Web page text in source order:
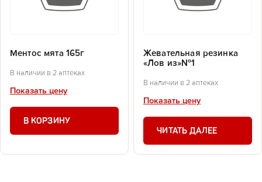
Ментос мята 165г
В наличии в 2 аптеках
Показать цену
В КОРЗИНУ
Жевательная резинка
«Лов из»№1
В наличии в 2 аптеках
Показать цену
ЧИТАТЬ ДАЛЕЕ